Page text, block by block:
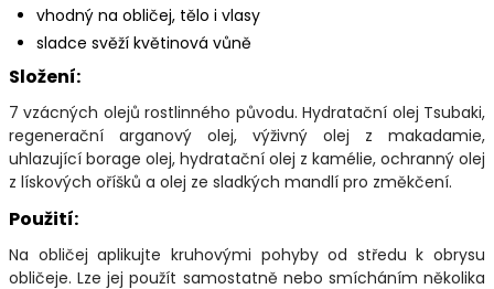
vhodný na obličej, tělo i vlasy
sladce svěží květinová vůně
Složení:
7 vzácných olejů rostlinného původu. Hydratační olej Tsubaki,
regenerační arganový olej, výživný olej z makadamie,
uhlazující borage olej, hydratační olej z kamélie, ochranný olej
z lískových oříšků a olej ze sladkých mandlí pro změkčení.
Použití:
Na obličej aplikujte kruhovými pohyby od středu k obrysu
obličeje. Lze jej použít samostatně nebo smícháním několika